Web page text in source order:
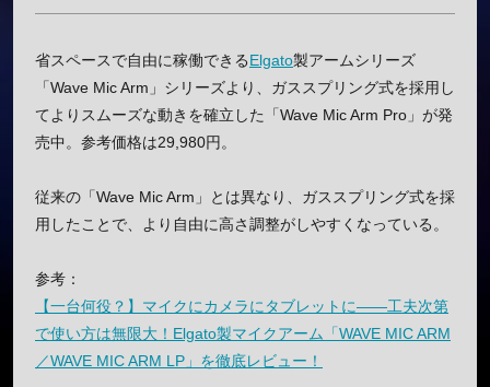
省スペースで自由に稼働できるElgato製アームシリーズ
「Wave Mic Arm」シリーズより、ガススプリング式を採用し
てよりスムーズな動きを確立した「Wave Mic Arm Pro」が発
売中。参考価格は29,980円。
従来の「Wave Mic Arm」とは異なり、ガススプリング式を採
用したことで、より自由に高さ調整がしやすくなっている。
参考：
【一台何役？】マイクにカメラにタブレットに——工夫次第
で使い方は無限大！Elgato製マイクアーム「WAVE MIC ARM
／WAVE MIC ARM LP」を徹底レビュー！